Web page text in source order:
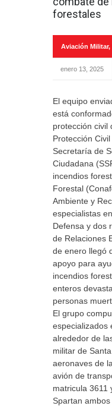
forestales
Aviación Militar,
enero 13, 2025
El equipo
está
protección civil
Protección
Secretaría de
Ciudadana
incendios
Forestal
Ambiente y
especialistas
Defensa y dos
de Relaciones
de enero llegó
apoyo para
incendios
enteros
personas
El grupo
especializados
alrededor de
militar de
aeronaves de
avión de
matricula 3611
Spartan